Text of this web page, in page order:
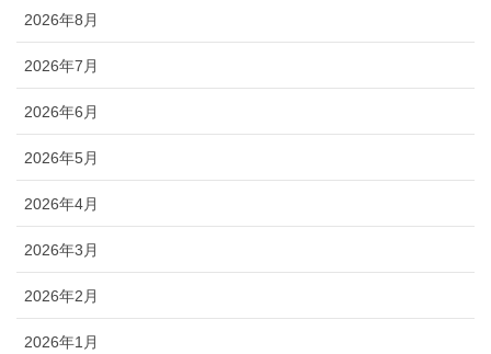
2026年8月
2026年7月
2026年6月
2026年5月
2026年4月
2026年3月
2026年2月
2026年1月